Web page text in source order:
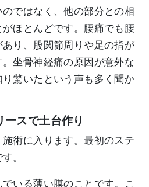
ではなく、他の部分との相
ほとんどです。腰痛でも腰
り、股関節周りや足の指が
坐骨神経痛の原因が意外な
驚いたという声も多く聞か
ースで土台作り
術に入ります。最初のステ
。
いる薄い膜のことです。こ